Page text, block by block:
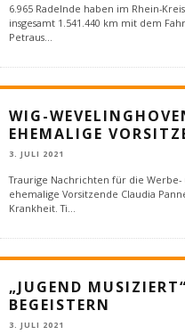
6.965 Radelnde haben im Rhein-
insgesamt 1.541.440 km mit dem
Petraus
WIG-
EHEMALIGE
3. JULI 2021
Traurige Nachrichten für die
ehemalige Vorsitzende Claudia
Krankheit. Ti
„JUGEND
BEGEISTERN
3. JULI 2021